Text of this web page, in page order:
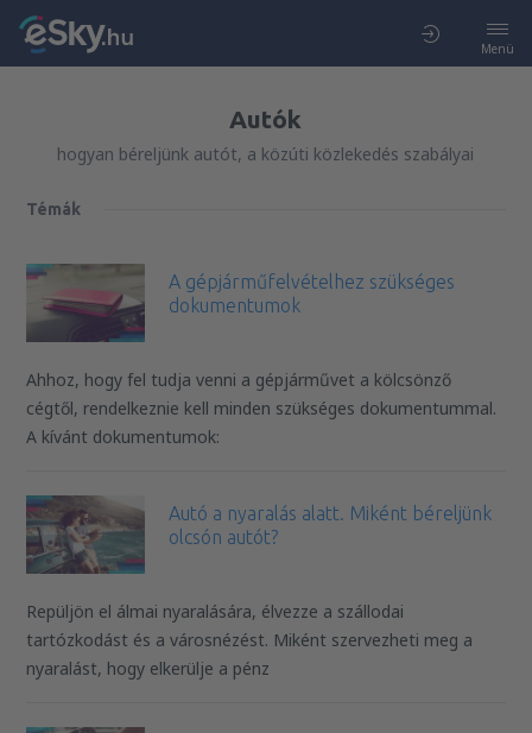
Menü
Autók
hogyan béreljünk autót, a közúti közlekedés szabályai
Témák
A gépjárműfelvételhez szükséges
dokumentumok
Ahhoz, hogy fel tudja venni a gépjárművet a kölcsönző
cégtől, rendelkeznie kell minden szükséges dokumentummal.
A kívánt dokumentumok:
Autó a nyaralás alatt. Miként béreljünk
olcsón autót?
Repüljön el álmai nyaralására, élvezze a szállodai
tartózkodást és a városnézést. Miként szervezheti meg a
nyaralást, hogy elkerülje a pénz